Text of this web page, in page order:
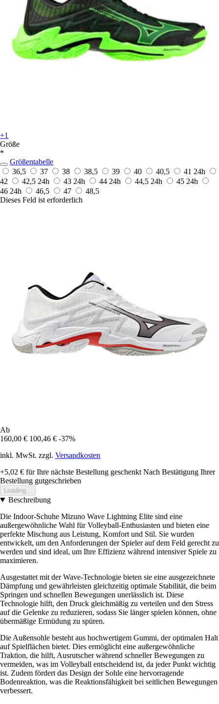
+1
Größe
*
Größentabelle
36,5
37 38 38,5 39 40 40,5 41 24h
42
42,5 24h 43 24h 44 24h 44,5 24h 45 24h
46 24h 46,5 47
48,5
Dieses Feld ist erforderlich
Ab
160,00 € 100,46 € -37%
inkl. MwSt. zzgl. Versandkosten
+5,02 € für Ihre nächste Bestellung geschenkt Nach Bestätigung Ihrer
Bestellung gutgeschrieben
Loading...
Beschreibung
Die Indoor-Schuhe Mizuno Wave Lightning Elite sind eine
außergewöhnliche Wahl für Volleyball-Enthusiasten und bieten eine
perfekte Mischung aus Leistung, Komfort und Stil. Sie wurden
entwickelt, um den Anforderungen der Spieler auf dem Feld gerecht zu
werden und sind ideal, um Ihre Effizienz während intensiver Spiele zu
maximieren.
Ausgestattet mit der Wave-Technologie bieten sie eine ausgezeichnete
Dämpfung und gewährleisten gleichzeitig optimale Stabilität, die beim
Springen und schnellen Bewegungen unerlässlich ist. Diese
Technologie hilft, den Druck gleichmäßig zu verteilen und den Stress
auf die Gelenke zu reduzieren, sodass Sie länger spielen können, ohne
übermäßige Ermüdung zu spüren.
Die Außensohle besteht aus hochwertigem Gummi, der optimalen Halt
auf Spielflächen bietet. Dies ermöglicht eine außergewöhnliche
Traktion, die hilft, Ausrutscher während schneller Bewegungen zu
vermeiden, was im Volleyball entscheidend ist, da jeder Punkt wichtig
ist. Zudem fördert das Design der Sohle eine hervorragende
Bodenreaktion, was die Reaktionsfähigkeit bei seitlichen Bewegungen
verbessert.